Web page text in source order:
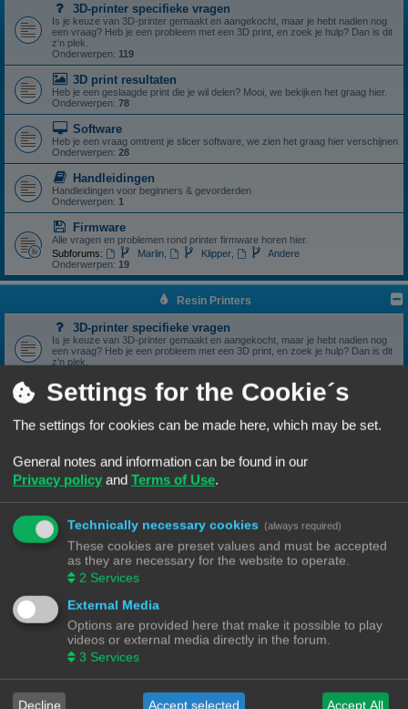
3D-printer specifieke vragen
Is je keuze van 3D-printer gemaakt en aangekocht, maar je hebt nadien nog
een vraag? Heb je een probleem met een 3D print, en zoek je hulp? Dan is dit
z'n plek.
Onderwerpen: 119
3D print resultaten
Heb je een geslaagde print die je wil delen? Mooi, we bekijken het graag hier.
Onderwerpen: 78
Software
Heb je een vraag omtrent je slicer software, we zien het graag hier verschijnen
Onderwerpen: 28
Handleidingen
Handleidingen voor beginners & gevorderden
Onderwerpen: 1
Firmware
Alle vragen en problemen rond printer firmware horen hier.
Subforums:
Marlin Klipper
Andere
Onderwerpen: 19
Resin Printers
3D-printer specifieke vragen
Is je keuze van 3D-printer gemaakt en aangekocht, maar je hebt nadien nog
een vraag? Heb je een probleem met een 3D print, en zoek je hulp? Dan is dit
z'n plek.
3D print resultaten
Onderwerpen:6
Heb je een vraag omtrent je slicer software, we zien het graag hier
Onderwerpen:5
Handleidingen voor beginners & gevorderden
Zelfbouwprinters
Vragen rond de opbouw en het gebruik van een zelfbouw
printer horen hier.
Wil je zelf een printer bouwen, heb je er eentje gebouwd en zit je met een
vraag. Dan is dit z'n plek.
Onderwerpen:13
Onderdelen
onderdeel? Dan is dit z'n plek.
Onderwerpen:
Settings for the Cookie´s
The settings for cookies can be made here, which may be set.
General notes and information can be found in our
Privacy policy and Terms of Use.
Technically necessary cookies (always required)
These cookies are preset values and must be accepted
as they are necessary for the website to operate.
2 Services
External Media
Options are provided here that make it possible to play
videos or external media directly in the forum.
3 Services
Decline Accept selected Accept All